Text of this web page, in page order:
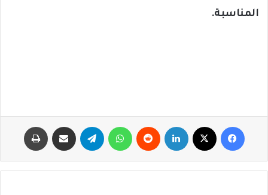
المناسبة.